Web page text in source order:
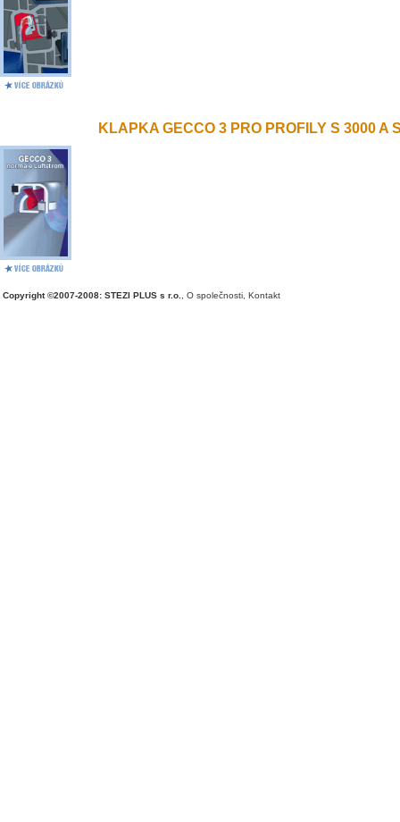
KLAPKA GECCO 3 PRO PROFILY S 3000 A
Copyright ©2007-2008: STEZI PLUS s r.o. O společnosti Kontakt